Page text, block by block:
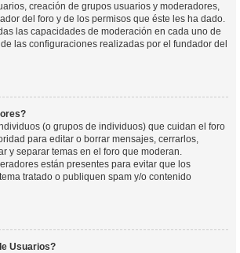
creación de grupos usuarios y moderadores,
del foro y de los permisos que éste les ha dado.
las capacidades de moderación en cada uno de
las configuraciones realizadas por el fundador del
(o grupos de individuos) que cuidan el foro
para editar o borrar mensajes, cerrarlos,
y separar temas en el foro que moderan.
están presentes para evitar que los
tratado o publiquen spam y/o contenido
Usuarios?